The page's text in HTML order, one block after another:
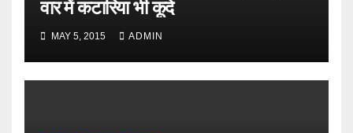
वार में कटारिया भी कूदे
MAY 5, 2015 ADMIN